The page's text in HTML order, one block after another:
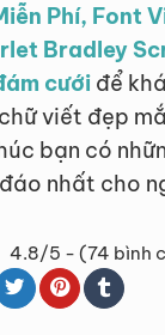
Phí, Font
Bradley
cưới để
viết đẹp
bạn có
nhất cho
4.8/5 - (74 bình